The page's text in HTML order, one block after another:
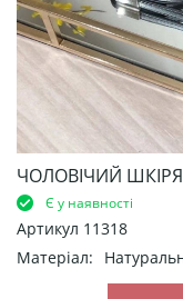
ЧОЛОВІЧИЙ
Є у наявності
Артикул 11318
Матеріал: